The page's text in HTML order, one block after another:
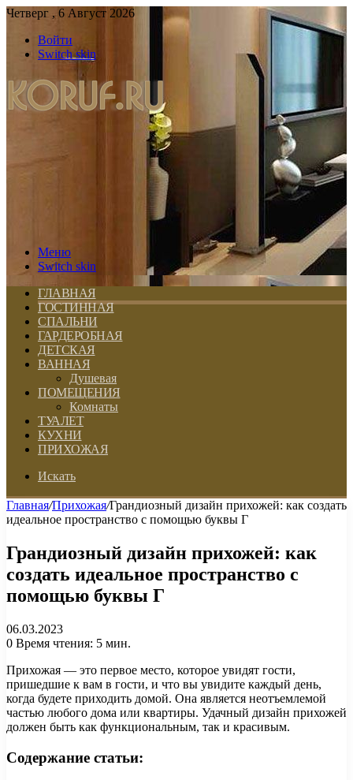
Четверг , 6 Август 2026
Войти
Switch skin
Меню
Switch skin
ГЛАВНАЯ
ГОСТИННАЯ
СПАЛЬНИ
ГАРДЕРОБНАЯ
ДЕТСКАЯ
ВАННАЯ
Душевая
ПОМЕЩЕНИЯ
Комнаты
ТУАЛЕТ
КУХНИ
ПРИХОЖАЯ
Искать
Главная/Прихожая/Грандиозный дизайн прихожей: как создать
идеальное пространство с помощью буквы Г
Грандиозный дизайн прихожей: как
создать идеальное пространство с
помощью буквы Г
06.03.2023
0 Время чтения: 5 мин.
Прихожая — это первое место, которое увидят гости,
пришедшие к вам в гости, и что вы увидите каждый день,
когда будете приходить домой. Она является неотъемлемой
частью любого дома или квартиры. Удачный дизайн прихожей
должен быть как функциональным, так и красивым.
Содержание статьи: